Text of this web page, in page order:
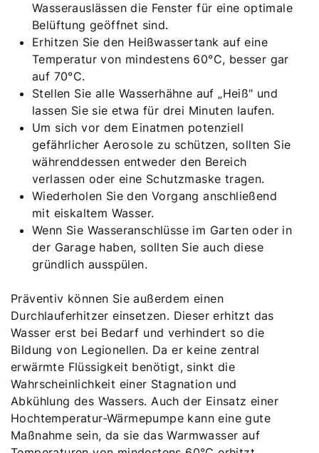
Wasserauslässen die Fenster für eine optimale
Belüftung geöffnet sind.
Erhitzen Sie den Heißwassertank auf eine
Temperatur von mindestens 60°C, besser gar
auf 70°C.
Stellen Sie alle Wasserhähne auf „Heiß" und
lassen Sie sie etwa für drei Minuten laufen.
Um sich vor dem Einatmen potenziell
gefährlicher Aerosole zu schützen, sollten Sie
währenddessen entweder den Bereich
verlassen oder eine Schutzmaske tragen.
Wiederholen Sie den Vorgang anschließend
mit eiskaltem Wasser.
Wenn Sie Wasseranschlüsse im Garten oder in
der Garage haben, sollten Sie auch diese
gründlich ausspülen.
Präventiv können Sie außerdem einen
Durchlauferhitzer einsetzen. Dieser erhitzt das
Wasser erst bei Bedarf und verhindert so die
Bildung von Legionellen. Da er keine zentral
erwärmte Flüssigkeit benötigt, sinkt die
Wahrscheinlichkeit einer Stagnation und
Abkühlung des Wassers. Auch der Einsatz einer
Hochtemperatur-Wärmepumpe kann eine gute
Maßnahme sein, da sie das Warmwasser auf